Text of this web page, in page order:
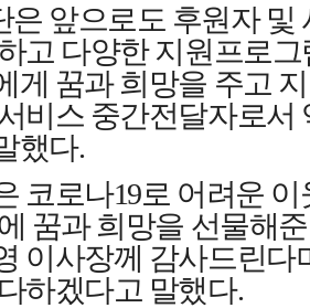
은 앞으로도 후원자 및
고 다양한 지원프로
게 꿈과 희망을 주고
비스 중간전달자로서
했다.
코로나19로 어려운
꿈과 희망을 선물해
이사장께 감사드린다
하겠다고 말했다.